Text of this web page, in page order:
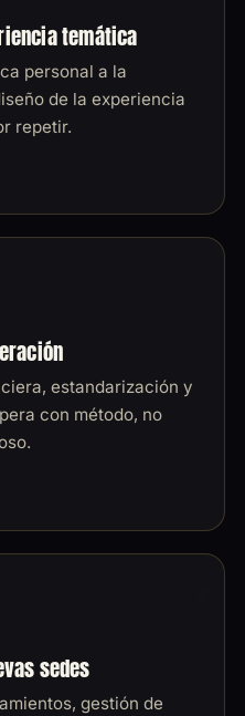
temática
personal a la
de la experiencia
repetir.
estandarización y
con método, no
sedes
gestión de